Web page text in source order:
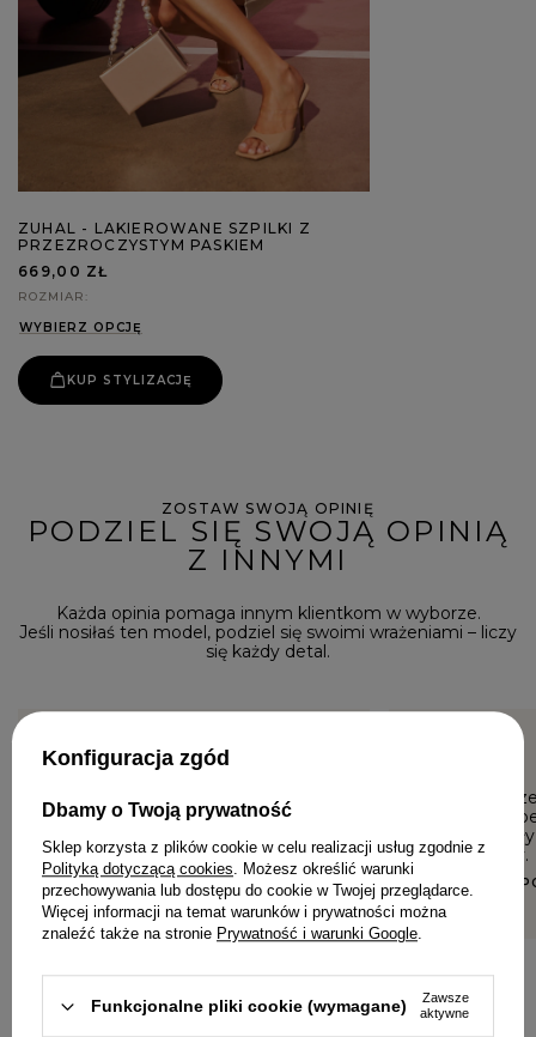
ZUHAL - LAKIEROWANE SZPILKI Z
PRZEZROCZYSTYM PASKIEM
669,00 ZŁ
ROZMIAR
WYBIERZ OPCJĘ
KUP STYLIZACJĘ
ZOSTAW SWOJĄ OPINIĘ
PODZIEL SIĘ SWOJĄ OPINIĄ
Z INNYMI
Każda opinia pomaga innym klientkom w wyborze.
Jeśli nosiłaś ten model, podziel się swoimi wrażeniami – liczy
się każdy detal.
5/5
Top bardzo ładny. Niestety źle
dopasowałam rozmiar. Z
JOANNA, BRODNICA
To razem
tworzy
bardzo
elastyczny.
KAROLINA,
Konfiguracja zgód
Dbamy o Twoją prywatność
Sklep korzysta z plików cookie w celu realizacji usług zgodnie z
Polityką dotyczącą cookies. Możesz określić warunki
przechowywania lub dostępu do cookie w Twojej przeglądarce.
Więcej informacji na temat warunków i prywatności można
znaleźć także na stronie Prywatność i warunki Google.
Funkcjonalne pliki cookie (wymagane)
Zawsze
aktywne